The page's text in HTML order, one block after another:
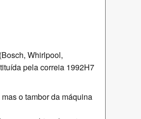
Whirlpool,
pela correia 1992H7
o tambor da máquina